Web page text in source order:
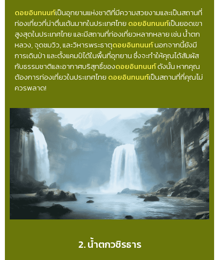
ดอยอินทนนท์เป็นอุทยานแห่งชาติที่มีความสวยงามและเป็นสถานที่
ท่องเที่ยวที่น่าตื่นเต้นมากในประเทศไทย ดอยอินทนนท์เป็นยอดเขา
สูงสุดในประเทศไทย และมีสถานที่ท่องเที่ยวหลากหลาย เช่น น้ำตก
หลวง, จุดชมวิว, และวิหารพระธาตุดอยอินทนนท์นอกจากนี้ยังมี
การเดินป่า และตั้งแคมป์ได้ในพื้นที่อุทยาน ซึ่งจะทำให้คุณได้สัมผัส
กับธรรมชาติและอากาศบริสุทธิ์ของดอยอินทนนท์ดังนั้น หากคุณ
ต้องการท่องเที่ยวในประเทศไทย ดอยอินทนนท์เป็นสถานที่ที่คุณไม่
ควรพลาด!
2. น้ำตกวชิรธาร